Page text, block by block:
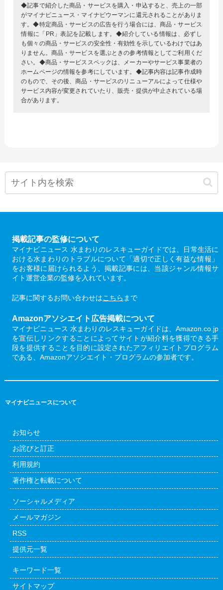
◆記事で紹介した商品・サービスを購入・申込すると、売上の一部
がマイナビニュース・マイナビウーマンに還元されることがありま
す。◆特定商品・サービスの広告を行う場合には、商品・サービス
情報に「PR」表記を記載します。◆紹介している情報は、必ずし
も個々の商品・サービスの安全性・有効性を示しているわけではあ
りません。商品・サービスを選ぶときの参考情報としてご利用くだ
さい。◆商品・サービススペックは、メーカーやサービス事業者の
ホームページの情報を参考にしています。◆記事内容は記事作成時
のもので、その後、商品・サービスのリニューアルによって仕様や
サービス内容が変更されていたり、販売・提供が中止されている場
合があります。
掲載記事の監修について
マイナビニュース 水まわりのレスキューガイドでは、日常生活に
おける水まわりのトラブルについて「適切で正しく有益な情報」
をお客様に届けられるよう、掲載記事には、当該ジャンル情報サ
イト運営企業の監修を入れています。
記事に関するお問い合わせはこちら まで
Amazonアソシエイト広告掲載について
マイナビニュース 水まわりのレスキューガイドは、Amazon.co.jp
を宣伝しリンクすることによってサイトが紹介料を獲得できる手
段を提供することを目的に設定されたアフィリエイトプログラム
である、Amazonアソシエイト・プログラムの参加者です。
マイナビニュースについて
お知らせ
お詫びと訂正
利用規約
著作権と転載について
ソーシャルメディア
メールマガジン
RSS
提供元一覧
キーワード一覧
サイトマップ